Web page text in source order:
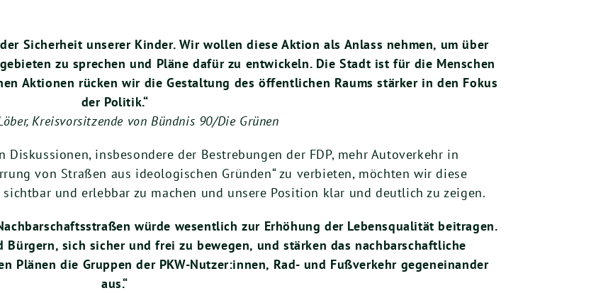
Sicherheit unserer Kinder. Wir wollen diese Aktion als Anlass nehmen, um über
zu sprechen und Pläne dafür zu entwickeln. Die Stadt ist für die Menschen
Aktionen rücken wir die Gestaltung des öffentlichen Raums stärker in den Fokus
der Politik.“
Kreisvorsitzende von Bündnis 90/Die Grünen
insbesondere der Bestrebungen der FDP, mehr Autoverkehr in
von Straßen aus ideologischen Gründen“ zu verbieten, möchten wir diese
und erlebbar zu machen und unsere Position klar und deutlich zu zeigen.
würde wesentlich zur Erhöhung der Lebensqualität beitragen.
sich sicher und frei zu bewegen, und stärken das nachbarschaftliche
Plänen die Gruppen der PKW-Nutzer:innen, Rad- und Fußverkehr gegeneinander
aus.“